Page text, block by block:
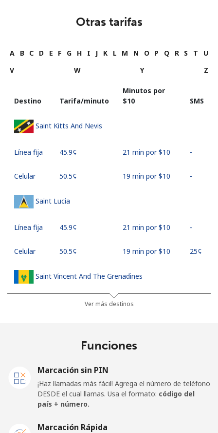
Otras tarifas
A B C D E F G H I J K L M N O P Q R S T
U
V
W Y Z
Destino Tarifa/minuto
Minutos por
⁦$10⁩
SMS
Saint Kitts And Nevis
Línea fija ⁦45.9¢⁩ 21 min por ⁦$10⁩ -
Celular ⁦50.5¢⁩ 19 min por ⁦$10⁩ -
Saint Lucia
Línea fija ⁦45.9¢⁩ 21 min por ⁦$10⁩ -
Celular ⁦50.5¢⁩ 19 min por ⁦$10⁩ ⁦25¢⁩
Saint Vincent And The Grenadines
24 min por ⁦$10⁩
Línea fija
⁦195.5¢⁩
San Marino
Ver más destinos
Funciones
Marcación sin PIN
¡Haz llamadas más fácil! Agrega el número de teléfono
DESDE el cual llamas. Usa el formato: código del
país + número.
Marcación Rápida